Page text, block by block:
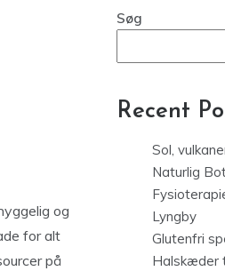
og
for alt
på
Søg
Recent
Sol,
Naturlig
Lyngby
Glutenfri
Halskæder